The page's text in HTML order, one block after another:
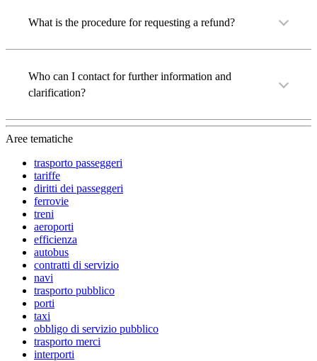
What is the procedure for requesting a refund?
Who can I contact for further information and
clarification?
Aree tematiche
trasporto passeggeri
tariffe
diritti dei passeggeri
ferrovie
treni
aeroporti
efficienza
autobus
contratti di servizio
navi
trasporto pubblico
porti
taxi
obbligo di servizio pubblico
trasporto merci
interporti